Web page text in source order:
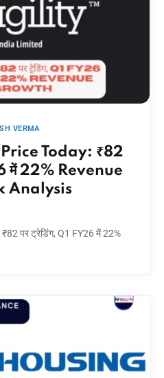
VERMA
Today: ₹82
में 22% Revenue
Analysis
पर ट्रेडिंग, Q1 FY26 में 22%